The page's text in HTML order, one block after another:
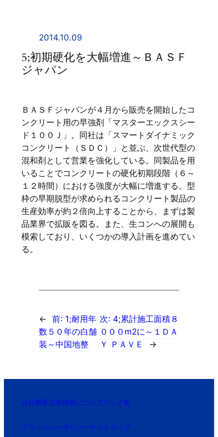
2014.10.09
5;初期硬化を大幅増進～ＢＡＳＦ
ジャパン
ＢＡＳＦジャパンが４月から販売を開始したコ
ンクリート用の早強剤「マスターエックスシー
ド１００Ｊ」。同社は「スマートダイナミック
コンクリート（ＳＤＣ）」と並ぶ、次世代型の
混和剤として営業を強化している。同製品を用
いることでコンクリートの硬化初期段階（６～
１２時間）における強度が大幅に増進する。型
枠の早期脱型が求められるコンクリート製品の
生産効率が約２倍向上することから、まずは製
品業界で拡販を図る。また、生コンへの展開も
模索しており、いくつかの導入計画を進めてい
る。
← 前: 1;耐用年
数５０年の白舗
装～中国地整
次: 4;累計施工面積８
０００m2に～１ＤＡ
Ｙ ＰＡＶＥ
→
会社概要広告掲載について リンク集
プライバシーポリシーサイトマップ